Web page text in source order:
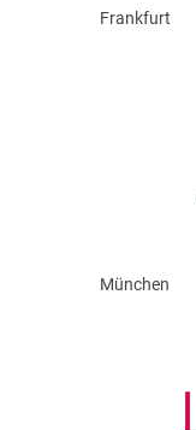
Frankfurt
München